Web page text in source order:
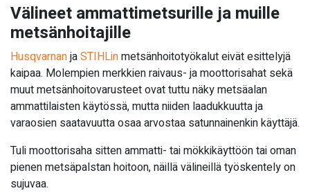
mahdollistaa pidempään
kestävän työskentelyn.
Valjaiden avulla työkalut
pysyvät tukevasti
paikoillaan ja työskentely
on ergonomisempaa,
erityisesti raskaammissa
tai pitkäkestoisissa
tehtävissä.
Välineet ammattimetsurille ja muille
metsänhoitajille
HusqvarnanjaSTIHLinmetsänhoitotyökalut eivät esittelyjä
kaipaa. Molempien merkkien raivaus- ja moottorisahat sekä
muut metsänhoitovarusteet ovat tuttu näky metsäalan
ammattilaisten käytössä, mutta niiden laadukkuutta ja
varaosien saatavuutta osaa arvostaa satunnainenkin käyttäjä.
Tuli moottorisaha sitten ammatti- tai mökkikäyttöön tai oman
pienen metsäpalstan hoitoon, näillä välineillä työskentely on
sujuvaa.